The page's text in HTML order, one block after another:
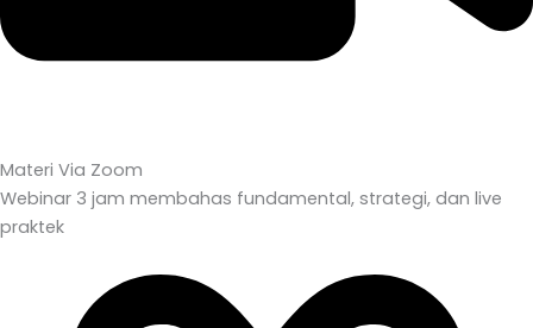
Materi Via Zoom
Webinar 3 jam membahas fundamental, strategi, dan live
praktek